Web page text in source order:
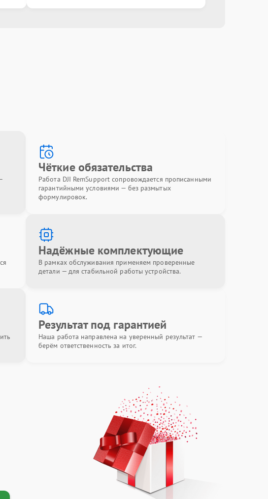
Чёткие обязательства
Работа DJI RemSupport сопровождается прописанными
гарантийными условиями — без размытых
формулировок.
Надёжные комплектующие
В рамках обслуживания применяем проверенные
детали — для стабильной работы устройства.
Результат под гарантией
Наша работа направлена на уверенный результат —
берём ответственность за итог.